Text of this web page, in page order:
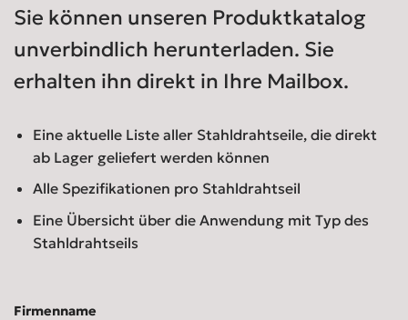
Sie können unseren Produktkatalog
unverbindlich herunterladen. Sie
erhalten ihn direkt in Ihre Mailbox.
Eine aktuelle Liste aller Stahldrahtseile, die direkt
ab Lager geliefert werden können
Alle Spezifikationen pro Stahldrahtseil
Eine Übersicht über die Anwendung mit Typ des
Stahldrahtseils
Firmenname